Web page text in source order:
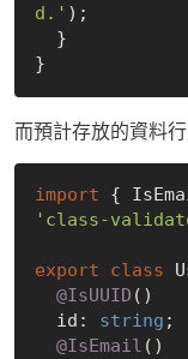
d.' );
而預計存放的資料行
import {
'class-
export class
@IsUUID ()
  id:
string ;
@IsEmail ()